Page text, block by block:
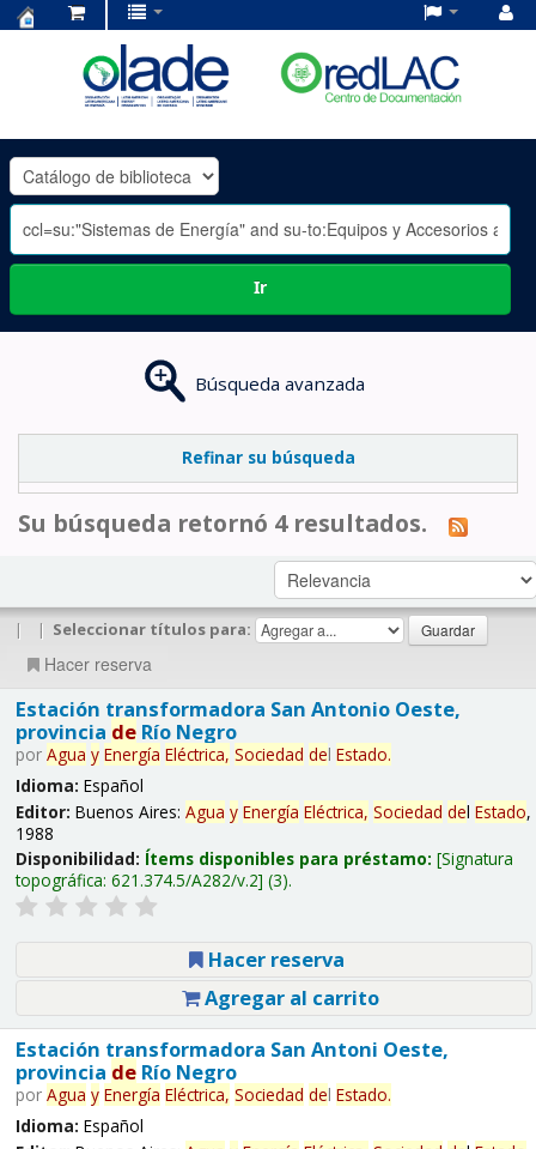
OLADE
-
Ir
Búsqueda avanzada
Refinar su búsqueda
Su búsqueda retornó 4 resultados.
| | Seleccionar títulos para:
Hacer reserva
Estación transformadora San Antonio Oeste,
provincia deRío Negro
por Agua y Energía Eléctrica, Sociedad del Estado.
Idioma: Español
Editor: Buenos Aires: Agua y Energía Eléctrica, Sociedad del Estado,
1988
Disponibilidad: Ítems disponibles para préstamo: Signatura
topográfica: 621.374.5/A282/v.2 (3).
Hacer reserva
Agregar al carrito
Estación transformadora San Antoni Oeste,
provincia deRío Negro
por Agua y Energía Eléctrica, Sociedad del Estado.
Idioma: Español